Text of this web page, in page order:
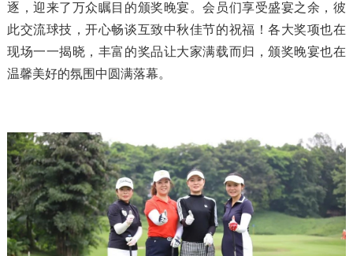
逐，迎来了万众瞩目的颁奖晚宴。会员们享受盛宴之余，彼
此交流球技，开心畅谈互致中秋佳节的祝福！各大奖项也在
现场一一揭晓，丰富的奖品让大家满载而归，颁奖晚宴也在
温馨美好的氛围中圆满落幕。